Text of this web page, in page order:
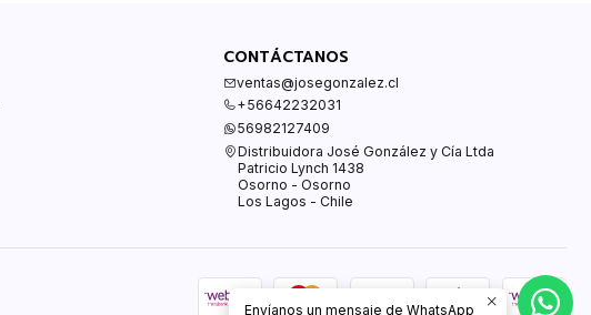
CONTÁCTANOS
ventas@josegonzalez.cl
+56642232031
56982127409
Distribuidora José González y Cía Ltda
Patricio Lynch 1438
Osorno - Osorno
Los Lagos - Chile
Envíanos un mensaje de WhatsApp